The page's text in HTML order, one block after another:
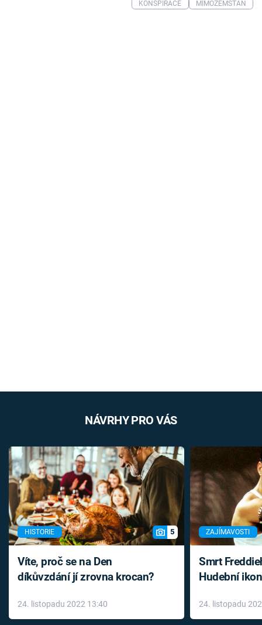
KONSPIRACE MIMOZEMŠŤAN
NÁVRHY PRO VÁS
HISTORIE 5
Víte, proč se na Den
díkůvzdání jí zrovna krocan?
24. listopadu 2022 13:40
ZAJÍMAVOSTI
Smrt
Hudební
léky
24. listopadu